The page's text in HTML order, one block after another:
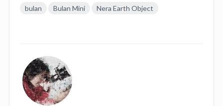
bulan Bulan Mini Nera Earth Object